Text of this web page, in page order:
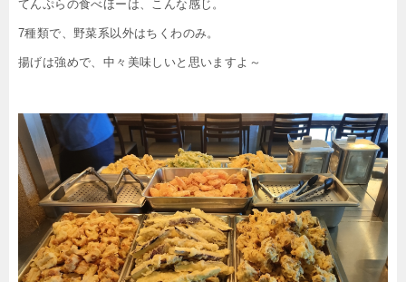
てんぷらの食べほーは、こんな感じ。
7種類で、野菜系以外はちくわのみ。
揚げは強めで、中々美味しいと思いますよ～